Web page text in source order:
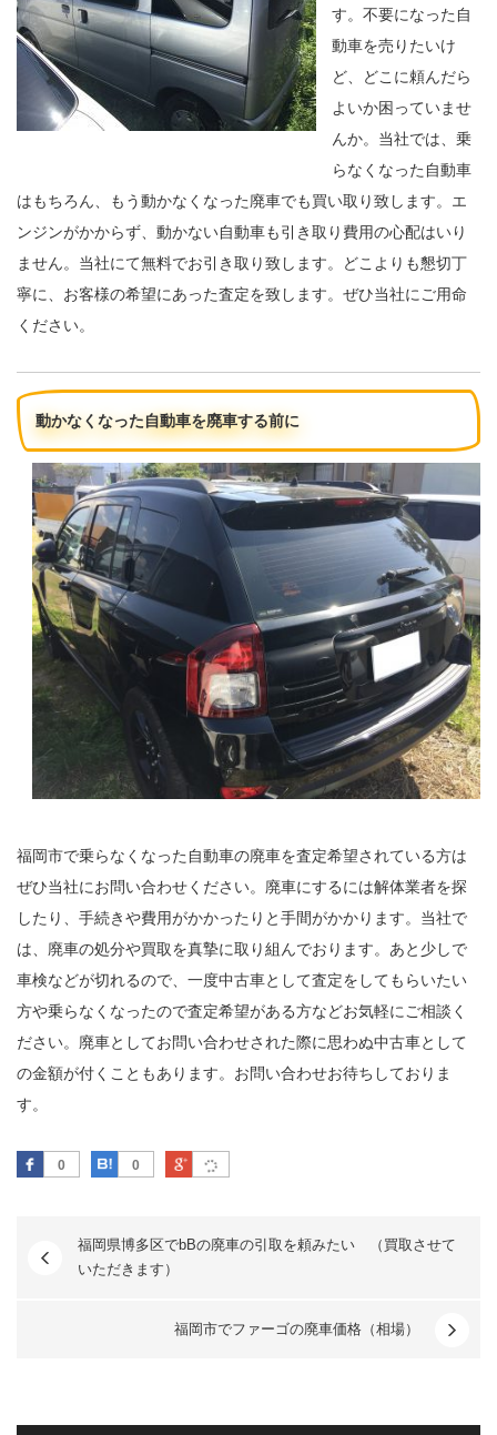
す。不要になった自
動車を売りたいけ
ど、どこに頼んだら
よいか困っていませ
んか。当社では、乗
らなくなった自動車
はもちろん、もう動かなくなった廃車でも買い取り致します。エ
ンジンがかからず、動かない自動車も引き取り費用の心配はいり
ません。当社にて無料でお引き取り致します。どこよりも懇切丁
寧に、お客様の希望にあった査定を致します。ぜひ当社にご用命
ください。
動かなくなった自動車を廃車する前に
福岡市で乗らなくなった自動車の廃車を査定希望されている方は
ぜひ当社にお問い合わせください。廃車にするには解体業者を探
したり、手続きや費用がかかったりと手間がかかります。当社で
は、廃車の処分や買取を真摯に取り組んでおります。あと少しで
車検などが切れるので、一度中古車として査定をしてもらいたい
方や乗らなくなったので査定希望がある方などお気軽にご相談く
ださい。廃車としてお問い合わせされた際に思わぬ中古車として
の金額が付くこともあります。お問い合わせお待ちしておりま
す。
0
Facebook 0
はてなブックマーク
Google Plus
福岡県博多区でbBの廃車の引取を頼みたい （買取させて
いただきます）
福岡市でファーゴの廃車価格（相場）